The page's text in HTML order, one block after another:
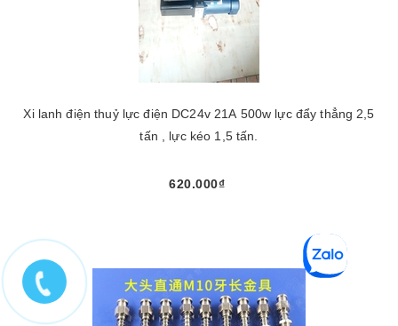
Xi lanh điện thuỷ lực điện DC24v 21A 500w lực đẩy thẳng 2,5
tấn , lực kéo 1,5 tấn.
620.000₫